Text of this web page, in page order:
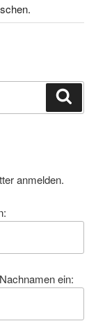
anmelden.
ein: